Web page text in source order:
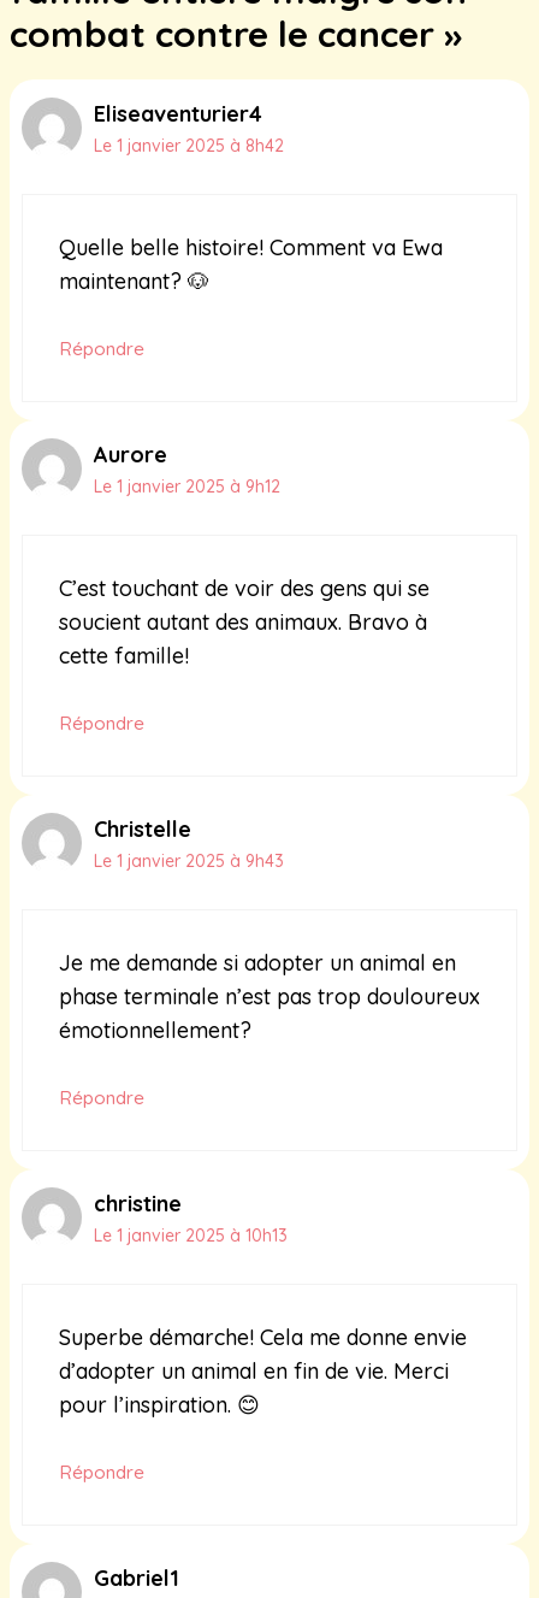
combat contre le cancer »
Eliseaventurier4
Le 1 janvier 2025 à 8h42
Quelle belle histoire! Comment va Ewa
maintenant? 🐶
Répondre
Aurore
Le 1 janvier 2025 à 9h12
C’est touchant de voir des gens qui se
soucient autant des animaux. Bravo à
cette famille!
Répondre
Christelle
Le 1 janvier 2025 à 9h43
Je me demande si adopter un animal en
phase terminale n’est pas trop douloureux
émotionnellement?
Répondre
christine
Le 1 janvier 2025 à 10h13
Superbe démarche! Cela me donne envie
d’adopter un animal en fin de vie. Merci
pour l’inspiration. 😊
Répondre
Gabriel1